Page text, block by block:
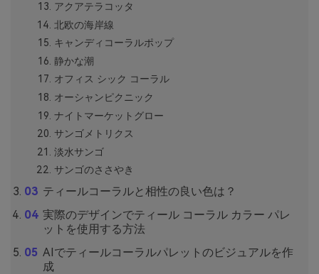
アクアテラコッタ
北欧の海岸線
キャンディコーラルポップ
静かな潮
オフィス シック コーラル
オーシャンピクニック
ナイトマーケットグロー
サンゴメトリクス
淡水サンゴ
サンゴのささやき
ティールコーラルと相性の良い色は？
実際のデザインでティール コーラル カラー パレ
ットを使用する方法
AIでティールコーラルパレットのビジュアルを作
成